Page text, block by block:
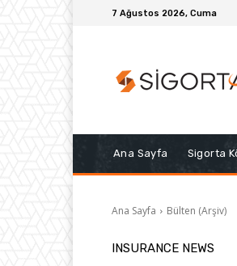
7 Ağustos 2026, Cuma
Ana Sayfa Sigorta
Ana Sayfa Bülten (Arşiv)
INSURANCE NEWS